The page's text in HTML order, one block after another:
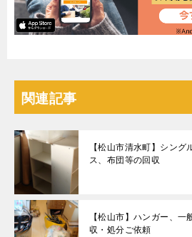
関連記事
【松山市清水町】シング
ス、布団等の回収
【松山市】ハンガー、
収・処分ご依頼